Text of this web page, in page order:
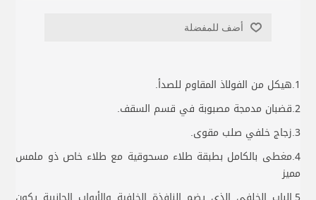
أضف للمفضلة
1.هيكل من الفولاذ المقاوم للصدأ.
2.قضبان مدمجة مصبوبة في قسم السقف.
3.زجاج خلفي صلب مقوى.
4.مغطى بالكامل بطبقة طلاء مسحوقية مع طلاء خاص ذو ملمس
مميز